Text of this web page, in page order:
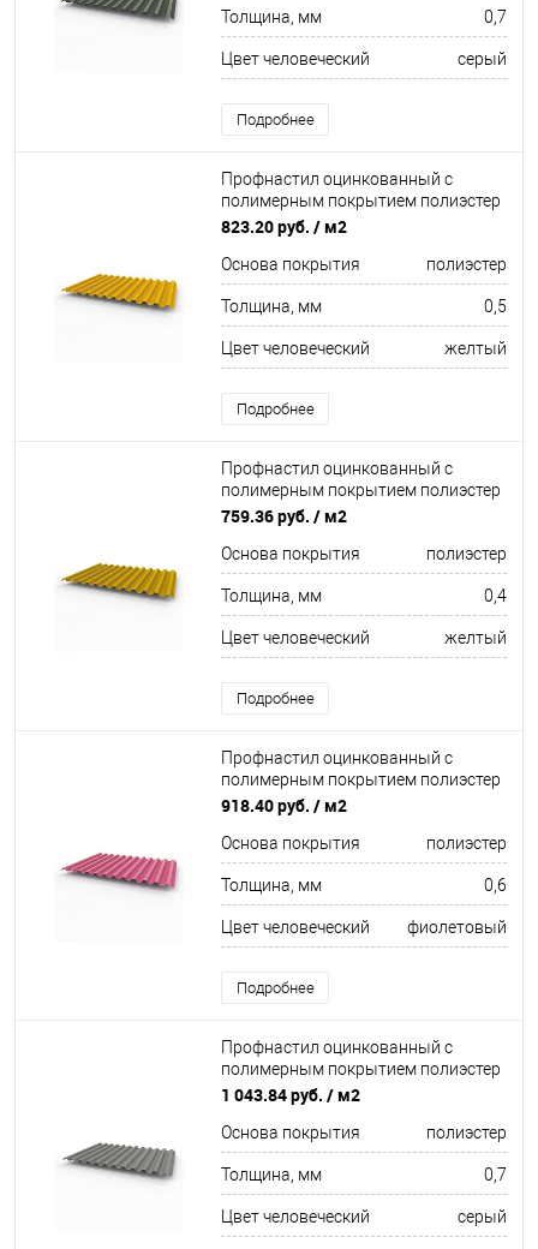
Толщина, мм 0,7
Цвет человеческий серый
Подробнее
Профнастил оцинкованный с
полимерным покрытием полиэстер
С21 buildstor 0,5х1051мм RAL 1004
823.20 руб. / м2
Основа покрытия полиэстер
Толщина, мм 0,5
Цвет человеческий желтый
Подробнее
Профнастил оцинкованный с
полимерным покрытием полиэстер
С21 buildstor 0,4х1051мм RAL 1005
759.36 руб. / м2
Основа покрытия полиэстер
Толщина, мм 0,4
Цвет человеческий желтый
Подробнее
Профнастил оцинкованный с
полимерным покрытием полиэстер
С21 buildstor 0,6х1051мм RAL 4003
918.40 руб. / м2
Основа покрытия полиэстер
Толщина, мм 0,6
Цвет человеческий фиолетовый
Подробнее
Профнастил оцинкованный с
полимерным покрытием полиэстер
С21 buildstor 0,7х1051мм RAL 9007
1 043.84 руб. / м2
Основа покрытия полиэстер
Толщина, мм 0,7
Цвет человеческий серый